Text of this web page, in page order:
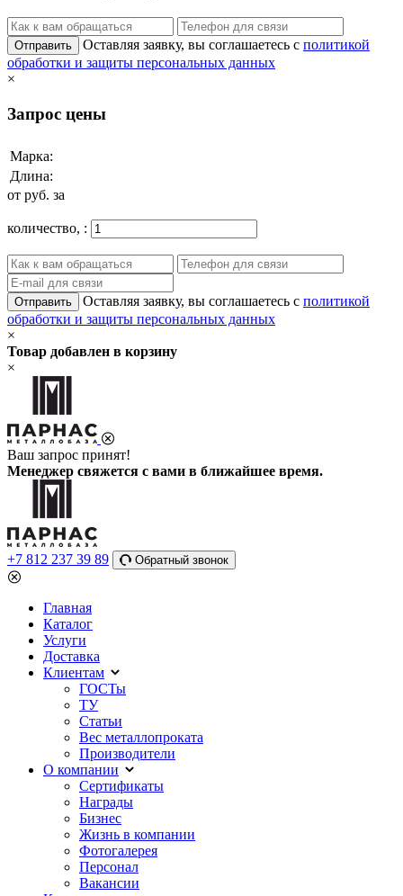
Отправить Оставляя заявку, вы соглашаетесь с политикой
обработки и защиты персональных данных
×
Запрос цены
Марка:
Длина:
от руб. за
количество, :
Отправить Оставляя заявку, вы соглашаетесь с политикой
обработки и защиты персональных данных
×
Товар добавлен в корзину
×
Ваш запрос принят!
Менеджер свяжется с вами в ближайшее время.
+7 812 237 39 89 Обратный звонок
Главная
Каталог
Услуги
Доставка
Клиентам
ГОСТы
ТУ
Статьи
Вес металлопроката
Производители
О компании
Сертификаты
Награды
Бизнес
Жизнь в компании
Фотогалерея
Персонал
Вакансии